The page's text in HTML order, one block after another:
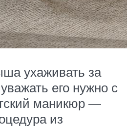
ухаживать за
его нужно с
маникюр —
из